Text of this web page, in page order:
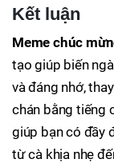
Kết luận
Meme chúc
tạo giúp biến
và đáng nhớ,
chán bằng tiếng
giúp bạn có đầy
từ cà khịa nhẹ